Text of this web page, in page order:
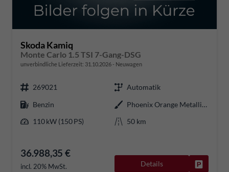
Skoda Kamiq
Monte Carlo 1.5 TSI 7-Gang-DSG
unverbindliche Lieferzeit: 31.10.2026 Neuwagen
269021
Automatik
Benzin
Phoenix Orange Metallic / Dach Schwarz
110 kW (150 PS)
50 km
36.988,35 €
incl. 20% MwSt.
Details